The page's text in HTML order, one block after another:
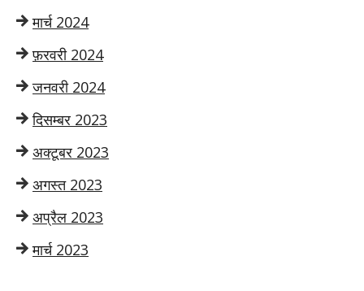
मार्च 2024
फ़रवरी 2024
जनवरी 2024
दिसम्बर 2023
अक्टूबर 2023
अगस्त 2023
अप्रैल 2023
मार्च 2023